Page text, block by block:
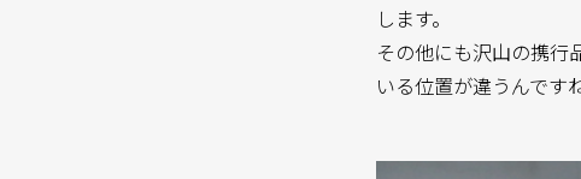
します。
その他にも沢山の携行
いる位置が違うんです